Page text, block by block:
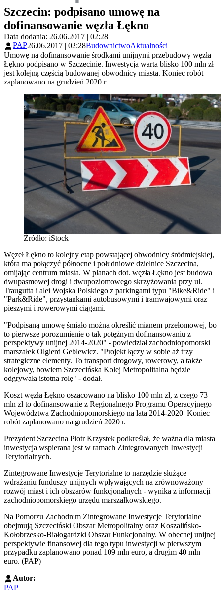
Szczecin: podpisano umowę na
dofinansowanie węzła Łękno
Data dodania: 26.06.2017 | 02:28
PAP26.06.2017 | 02:28BudownictwoAktualności
Umowę na dofinansowanie środkami unijnymi przebudowy węzła
Łękno podpisano w Szczecinie. Inwestycja warta blisko 100 mln zł
jest kolejną częścią budowanej obwodnicy miasta. Koniec robót
zaplanowano na grudzień 2020 r.
Źródło: iStock
Węzeł Łękno to kolejny etap powstającej obwodnicy śródmiejskiej,
która ma połączyć północne i południowe dzielnice Szczecina,
omijając centrum miasta. W planach dot. węzła Łękno jest budowa
dwupasmowej drogi i dwupoziomowego skrzyżowania przy ul.
Traugutta i alei Wojska Polskiego z parkingami typu "Bike&Ride" i
"Park&Ride", przystankami autobusowymi i tramwajowymi oraz
pieszymi i rowerowymi ciągami.
"Podpisaną umowę śmiało można określić mianem przełomowej, bo
to pierwsze porozumienie o tak potężnym dofinansowaniu z
perspektywy unijnej 2014-2020" - powiedział zachodniopomorski
marszałek Olgierd Geblewicz. "Projekt łączy w sobie aż trzy
strategiczne elementy. To transport drogowy, rowerowy, a także
kolejowy, bowiem Szczecińska Kolej Metropolitalna będzie
odgrywała istotna rolę" - dodał.
Koszt węzła Łękno oszacowano na blisko 100 mln zł, z czego 73
mln zł to dofinansowanie z Regionalnego Programu Operacyjnego
Województwa Zachodniopomorskiego na lata 2014-2020. Koniec
robót zaplanowano na grudzień 2020 r.
Prezydent Szczecina Piotr Krzystek podkreślał, że ważna dla miasta
inwestycja wspierana jest w ramach Zintegrowanych Inwestycji
Terytorialnych.
Zintegrowane Inwestycje Terytorialne to narzędzie służące
wdrażaniu funduszy unijnych wpływających na zrównoważony
rozwój miast i ich obszarów funkcjonalnych - wynika z informacji
zachodniopomorskiego urzędu marszałkowskiego.
Na Pomorzu Zachodnim Zintegrowane Inwestycje Terytorialne
obejmują Szczeciński Obszar Metropolitalny oraz Koszalińsko-
Kołobrzesko-Białogardzki Obszar Funkcjonalny. W obecnej unijnej
perspektywie finansowej dla tego typu inwestycji w pierwszym
przypadku zaplanowano ponad 109 mln euro, a drugim 40 mln
euro. (PAP)
Autor:
PAP